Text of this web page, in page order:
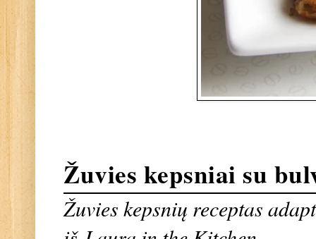
Žuvies kepsniai su
Žuvies kepsnių receptas